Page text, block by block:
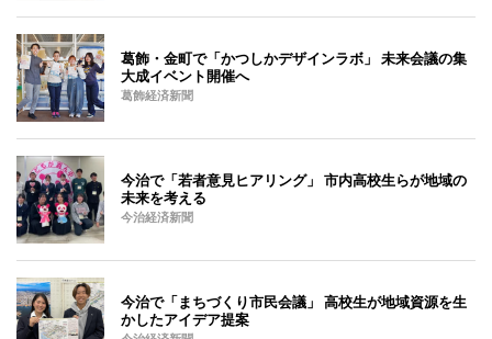
葛飾・金町で「かつしかデザインラボ」 未来会議の集
大成イベント開催へ
葛飾経済新聞
今治で「若者意見ヒアリング」 市内高校生らが地域の
未来を考える
今治経済新聞
今治で「まちづくり市民会議」 高校生が地域資源を生
かしたアイデア提案